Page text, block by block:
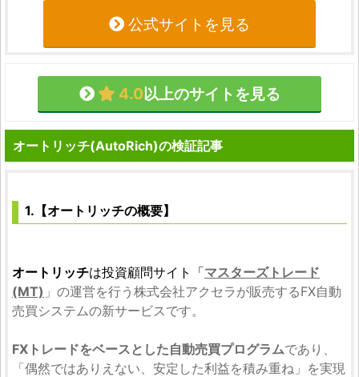
公式サイトを見る
4.0以上のサイトを見る
オートリッチ(AutoRich)の検証記事
1.【オートリッチの概要】
オートリッチは投資顧問サイト「マスターズトレード
(MT) 」の運営を行う株式会社アクセラが販売するFX自動
売買システムの新サービスです。
FXトレードをベースとした自動売買プログラムであり、
「偶然ではありえない、安定した利益を積み重ね」を実現